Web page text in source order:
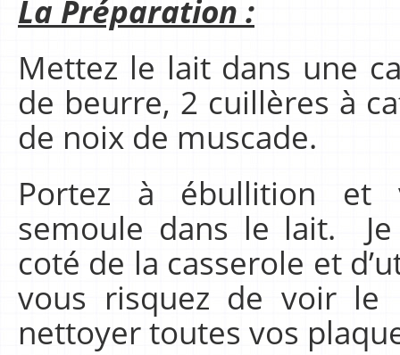
La Préparation :
Mettez le lait dans une
de beurre, 2 cuillères à
de noix de muscade.
Portez à ébullition et
semoule dans le lait.
coté de la casserole et
vous risquez de voir
nettoyer toutes vos